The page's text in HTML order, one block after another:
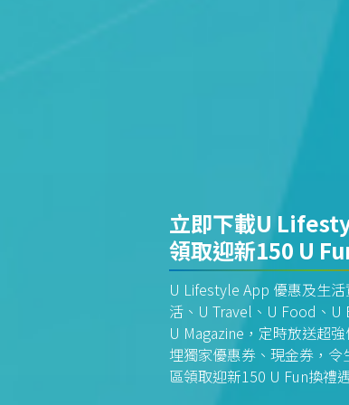
立即下載U
領取迎新150 U
U Lifestyle App 優惠及生
活、U Travel、U Food、U
U Magazine，定時放送超
埋獨家優惠券、現金券，
區領取迎新150 U Fun換禮